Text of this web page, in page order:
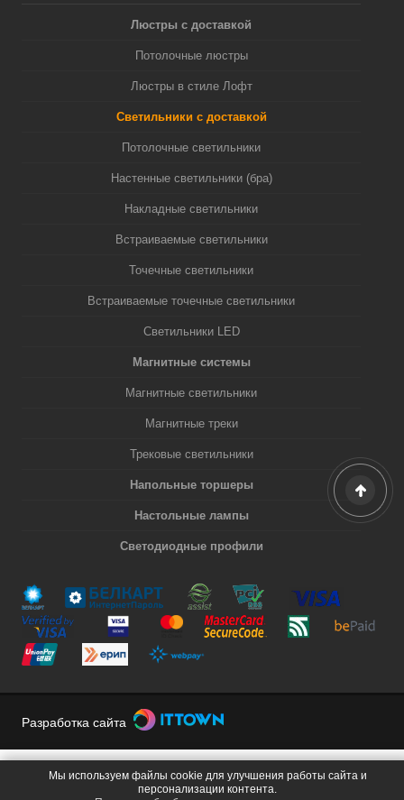
Люстры с доставкой
Потолочные люстры
Люстры в стиле Лофт
Светильники с доставкой
Потолочные светильники
Настенные светильники (бра)
Накладные светильники
Встраиваемые светильники
Точечные светильники
Встраиваемые точечные светильники
Светильники LED
Магнитные системы
Магнитные светильники
Магнитные треки
Трековые светильники
Напольные торшеры
Настольные лампы
Светодиодные профили
Разработка сайта
Мы используем файлы cookie для улучшения работы сайта и
персонализации контента.